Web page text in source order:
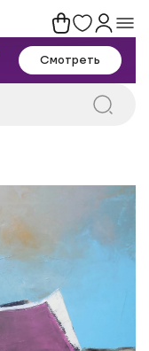
Смотреть